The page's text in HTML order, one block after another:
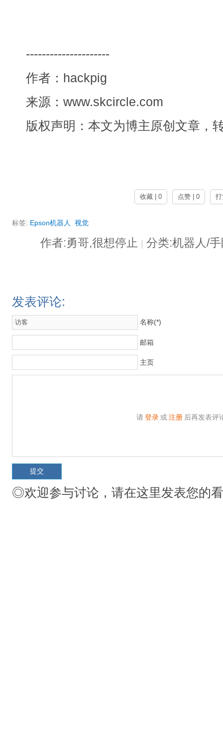
---------------------
作者：hackpig
来源：www.skcircle.com
版权声明：本文为博主原创文章，
收藏 | 0 点赞 | 0
标签: Epson机器人 视觉
作者:勇哥,很想停止 分类:机器人/
发表评论:
名称(*)
邮箱
主页
请 登录 或 注册 后再发表评
◎欢迎参与讨论，请在这里发表您的